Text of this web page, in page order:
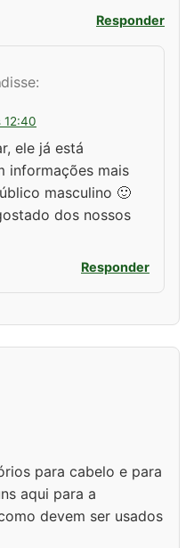
Responder
disse:
12:40
ele já está
informações mais
masculino 🙂
dos nossos
Responder
para cabelo e para
aqui para a
devem ser usados